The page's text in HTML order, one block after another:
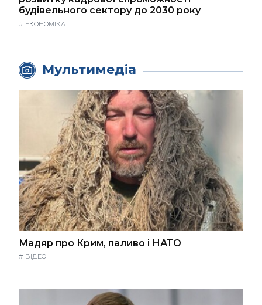
будівельного сектору до 2030 року
# ЕКОНОМІКА
Мультимедіа
Мадяр про Крим, паливо і НАТО
# ВІДЕО